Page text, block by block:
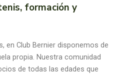
formación y
en Club Bernier disponemos de
propia. Nuestra comunidad
de todas las edades que